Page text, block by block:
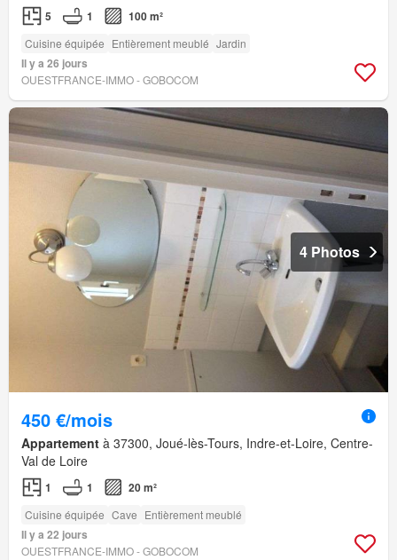
5 1 100 m²
Cuisine équipée Entièrement meublé Jardin
Il y a 26 jours
OUESTFRANCE-IMMO - GOBOCOM
4 Photos
450 €/mois
Appartement à 37300, Joué-lès-Tours, Indre-et-Loire, Centre-
Val de Loire
1 1 20 m²
Cuisine équipée Cave Entièrement meublé
Il y a 22 jours
OUESTFRANCE-IMMO - GOBOCOM